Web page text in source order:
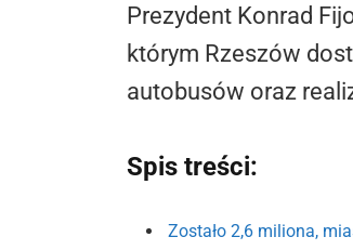
Prezydent Konrad
którym Rzeszów
autobusów oraz
Spis treści:
Zostało 2,6 miliona,